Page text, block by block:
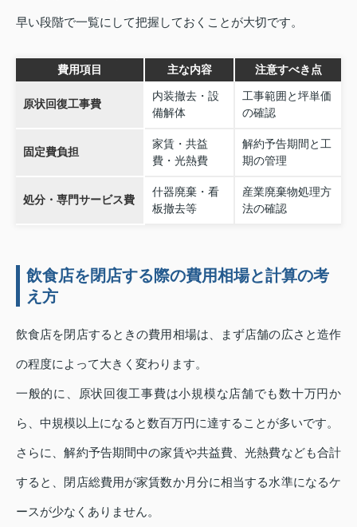
早い段階で一覧にして把握しておくことが大切です。
費用項目 主な内容 注意すべき点
原状回復工事費
内装撤去・設
備解体
工事範囲と坪単価
の確認
固定費負担
家賃・共益
費・光熱費
解約予告期間と工
期の管理
処分・専門サービス費
什器廃棄・看
板撤去等
産業廃棄物処理方
法の確認
飲食店を閉店する際の費用相場と計算の考
え方
飲食店を閉店するときの費用相場は、まず店舗の広さと造作
の程度によって大きく変わります。
一般的に、原状回復工事費は小規模な店舗でも数十万円か
ら、中規模以上になると数百万円に達することが多いです。
さらに、解約予告期間中の家賃や共益費、光熱費なども合計
すると、閉店総費用が家賃数か月分に相当する水準になるケ
ースが少なくありません。